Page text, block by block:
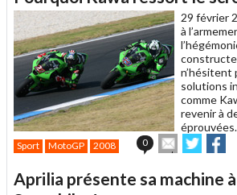
29 février
à
n’hésitent
solutions
comme
revenir à
Sport MotoGP 2008 0
Envoyer
cet
à
sur sur
Aprilia présente sa machine